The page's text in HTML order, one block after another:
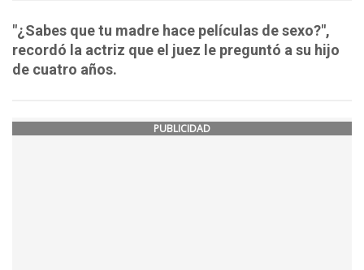
"¿Sabes que tu madre hace películas de sexo?",
recordó la actriz que el juez le preguntó a su hijo
de cuatro años.
PUBLICIDAD